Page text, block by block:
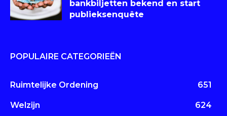
bankbiljetten bekend en start
publieksenquête
POPULAIRE CATEGORIEËN
Ruimtelijke Ordening 651
Welzijn 624